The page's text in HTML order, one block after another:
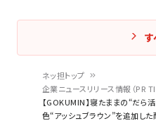
ネッ担トップ
企業ニュースリリース情報（PR
【GOKUMIN】寝たままの“だら
色“アッシュブラウン”を追加し